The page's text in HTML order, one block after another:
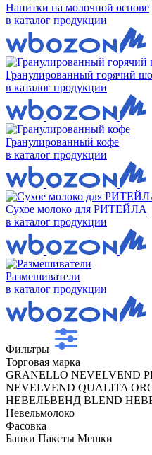
Напитки на молочной основе
в каталог продукции
Гранулированный горячий
в каталог продукции
Гранулированный кофе
в каталог продукции
Сухое молоко для РИТЕЙЛА
в каталог продукции
Размешиватели
в каталог продукции
Фильтры
Торговая марка
GRANELLO NEVELVEND
NEVELVEND QUALITA
НЕВЕЛЬВЕНД BLEND
Невельмолоко
Фасовка
Банки Пакеты Мешки